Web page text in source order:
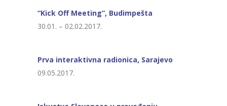
“Kick Off Meeting”, Budimpešta
30.01. – 02.02.2017.
Prva interaktivna radionica, Sarajevo
09.05.2017.